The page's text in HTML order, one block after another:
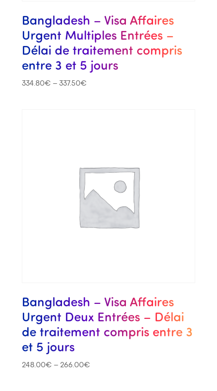
Bangladesh – Visa Affaires
Urgent Multiples Entrées –
Délai de traitement compris
entre 3 et 5 jours
334.80€ – 337.50€
Bangladesh – Visa Affaires
Urgent Deux Entrées – Délai
de traitement compris entre 3
et 5 jours
248.00€ – 266.00€